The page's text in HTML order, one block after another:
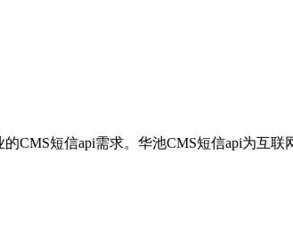
CMS短信api需求。华池CMS短信api为互